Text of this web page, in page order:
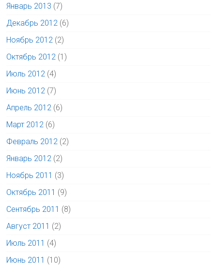
Январь 2013 (7)
Декабрь 2012 (6)
Ноябрь 2012 (2)
Октябрь 2012 (1)
Июль 2012 (4)
Июнь 2012 (7)
Апрель 2012 (6)
Март 2012 (6)
Февраль 2012 (2)
Январь 2012 (2)
Ноябрь 2011 (3)
Октябрь 2011 (9)
Сентябрь 2011 (8)
Август 2011 (2)
Июль 2011 (4)
Июнь 2011 (10)